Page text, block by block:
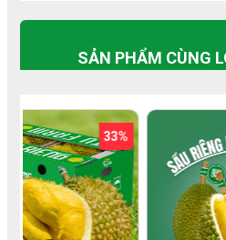
SẢN PHẨM CÙNG